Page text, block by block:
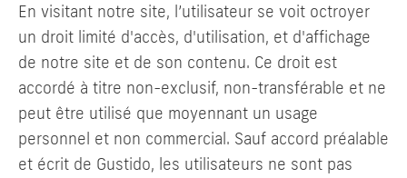
En visitant notre site, l’utilisateur se voit octroyer
un droit limité d'accès, d'utilisation, et d'affichage
de notre site et de son contenu. Ce droit est
accordé à titre non-exclusif, non-transférable et ne
peut être utilisé que moyennant un usage
personnel et non commercial. Sauf accord préalable
et écrit de Gustido, les utilisateurs ne sont pas